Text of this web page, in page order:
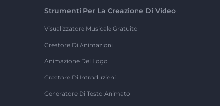
Strumenti Per La Creazione Di Video
Visualizzatore Musicale Gratuito
Creatore Di Animazioni
Animazione Del Logo
Creatore Di Introduzioni
Generatore Di Testo Animato